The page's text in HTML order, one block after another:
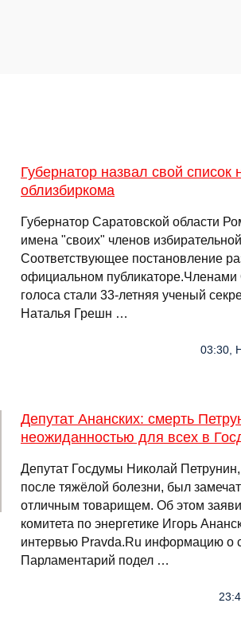
Губернатор назвал свой список
облизбиркома
Губернатор Саратовской области
имена "своих" членов
Соответствующее постановление
официальном
голоса стали 33-летняя ученый
Наталья Грешн …
03:30,
Депутат Ананских: смерть
неожиданностью для всех в
Депутат Госдумы Николай
после тяжёлой болезни, был
отличным товарищем. Об этом
комитета по энергетике Игорь
интервью Pravda.Ru информацию о
Парламентарий подел …